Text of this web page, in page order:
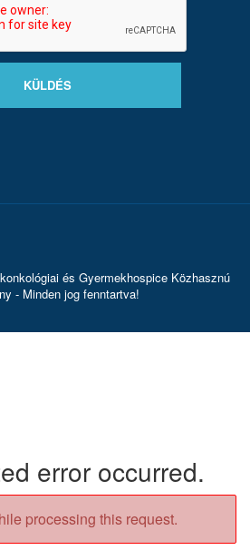
KÜLDÉS
és Gyermekhospice Közhasznú
- Minden jog fenntartva!
error occurred.
processing this request.